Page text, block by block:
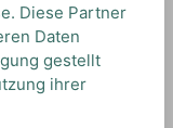
Diese Partner
Daten
gestellt
ihrer